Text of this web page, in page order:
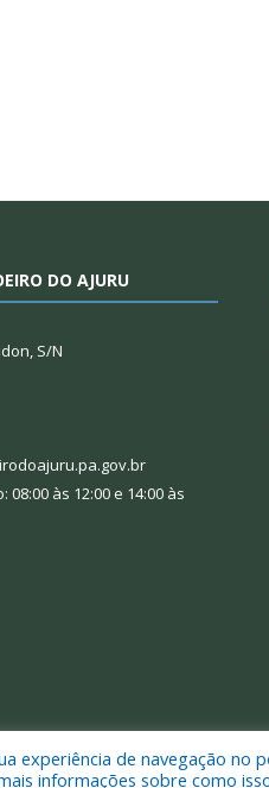
DO AJURU
S/N
às 12:00 e 14:00 às
a Prefeitura Municipal de
experiência de navegação
informações sobre como